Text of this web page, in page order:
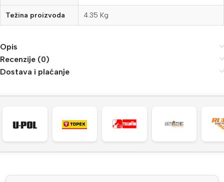
Težina proizvoda 4.35 Kg
Opis
Recenzije (0)
Dostava i plaćanje